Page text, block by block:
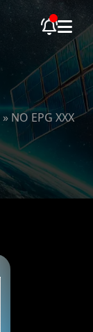
» NO EPG XXX